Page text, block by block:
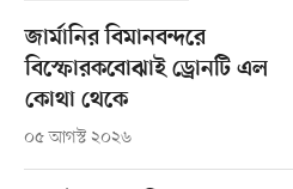
জার্মানির বিমানবন্দরে
বিস্ফোরকবোঝাই ড্রোনটি এল
কোথা থেকে
০৫ আগস্ট ২০২৬